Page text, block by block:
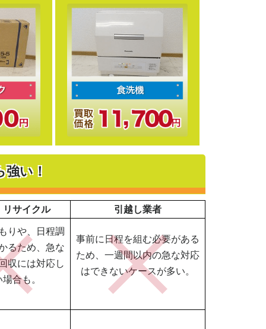
い！
サイクル
引越し業者
りや、日程調
るため、急な
収には対応し
合も。
事前に日程を組む必要がある
ため、一週間以内の急な対応
はできないケースが多い。